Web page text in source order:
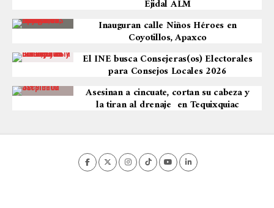
Ejidal ALM
Inauguran calle Niños Héroes en
Coyotillos, Apaxco
El INE busca Consejeras(os) Electorales
para Consejos Locales 2026
Asesinan a cincuate, cortan su cabeza y
la tiran al drenaje en Tequixquiac